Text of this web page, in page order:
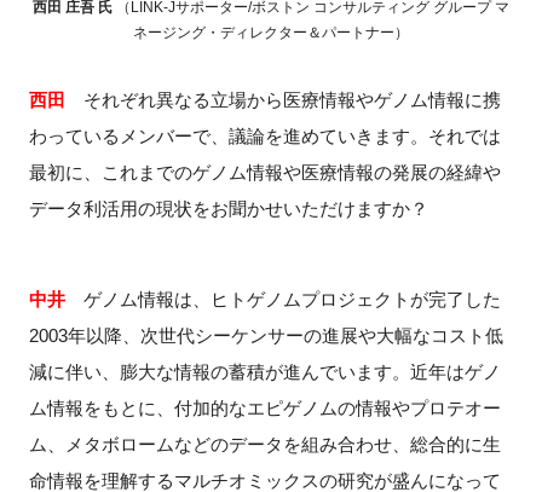
西田 庄吾 氏 （LINK-Jサポーター/ボストン コンサルティング グループ マ
ネージング・ディレクター＆パートナー）
西田
それぞれ異なる立場から医療情報やゲノム情報に携
わっているメンバーで、議論を進めていきます。それでは
最初に、これまでのゲノム情報や医療情報の発展の経緯や
データ利活用の現状をお聞かせいただけますか？
中井ゲノム情報は、ヒトゲノムプロジェクトが完了した
2003年以降、次世代シーケンサーの進展や大幅なコスト低
減に伴い、膨大な情報の蓄積が進んでいます。近年はゲノ
ム情報をもとに、付加的なエピゲノムの情報やプロテオー
ム、メタボロームなどのデータを組み合わせ、総合的に生
命情報を理解するマルチオミックスの研究が盛んになって